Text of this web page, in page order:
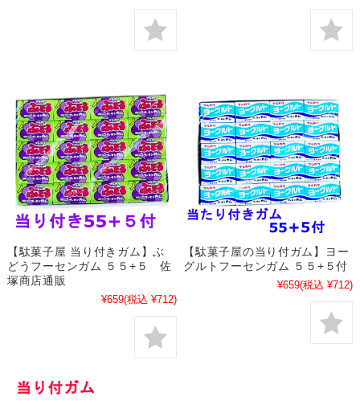
【駄菓子屋 当り付きガム】ぶ
どうフーセンガム ５５+５ 佐
塚商店通販
¥659(税込 ¥712)
【駄菓子屋の当り付ガム】ヨー
グルトフーセンガム ５５+５付
¥659(税込 ¥712)